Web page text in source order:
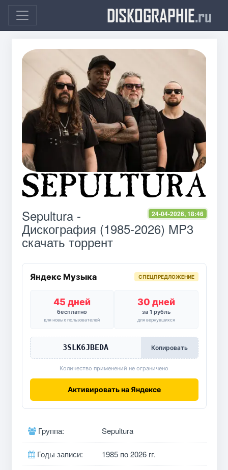
DISKOGRAPHIE.ru
24-04-2026, 18:46
Sepultura -
Дискография (1985-2026) MP3
скачать торрент
Яндекс Музыка СПЕЦПРЕДЛОЖЕНИЕ
45 дней
бесплатно
для новых пользователей
30 дней
за 1 рубль
для вернувшихся
3SLK6JBEDA Копировать
Количество применений не ограничено
Активировать на Яндексе
Группа: Sepultura
Годы записи: 1985 по 2026 гг.